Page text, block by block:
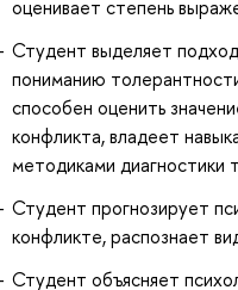
оценивает степень
Студент выделяет
пониманию
способен оценить
конфликта, владеет
методиками диагностики
Студент прогнозирует
конфликте, распознает
Студент объясняет